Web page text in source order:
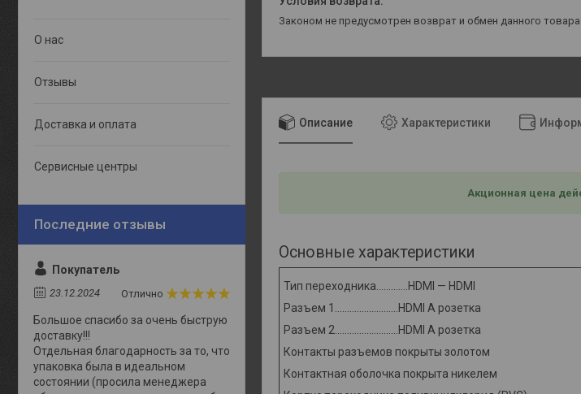
Законом не предусмотрен возврат и обмен данного
Описание Характеристики
Акционная цена
Основные характеристики
Тип переходника.............HDMI — HDMI
Разъем 1..........................HDMI А розетка
Разъем 2..........................HDMI A розетка
Контакты разъемов покрыты золотом
Контактная оболочка покрыта никелем
О нас
Отзывы
Доставка и оплата
Сервисные центры
Покупатель
23.12.2024 Отлично
Большое спасибо за очень быструю
доставку!!!
Отдельная благодарность за то, что
упаковка была в идеальном
состоянии (просила менеджера